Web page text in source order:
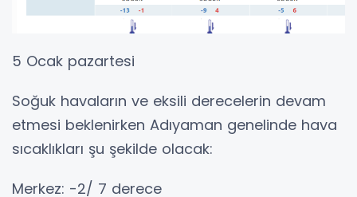
5 Ocak pazartesi
Soğuk havaların ve eksili derecelerin devam
etmesi beklenirken Adıyaman genelinde hava
sıcaklıkları şu şekilde olacak:
Merkez: -2/ 7 derece